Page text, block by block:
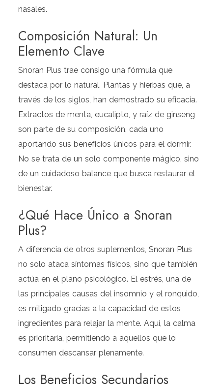
nasales.
Composición Natural: Un
Elemento Clave
Snoran Plus trae consigo una fórmula que
destaca por lo natural. Plantas y hierbas que, a
través de los siglos, han demostrado su eficacia.
Extractos de menta, eucalipto, y raíz de ginseng
son parte de su composición, cada uno
aportando sus beneficios únicos para el dormir.
No se trata de un solo componente mágico, sino
de un cuidadoso balance que busca restaurar el
bienestar.
¿Qué Hace Único a Snoran
Plus?
A diferencia de otros suplementos, Snoran Plus
no solo ataca síntomas físicos, sino que también
actúa en el plano psicológico. El estrés, una de
las principales causas del insomnio y el ronquido,
es mitigado gracias a la capacidad de estos
ingredientes para relajar la mente. Aquí, la calma
es prioritaria, permitiendo a aquellos que lo
consumen descansar plenamente.
Los Beneficios Secundarios